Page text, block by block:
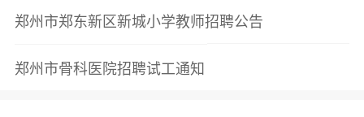
郑州市郑东新区新城小学教师招聘公告
郑州市骨科医院招聘试工通知